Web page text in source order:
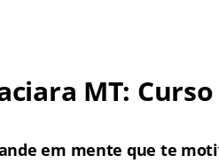
MT:
em mente que te